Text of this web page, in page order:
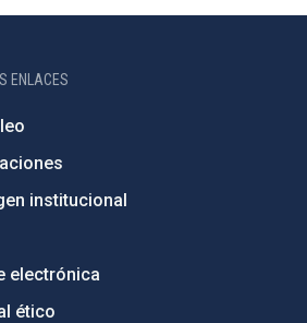
ENLACES
institucional
electrónica
ético